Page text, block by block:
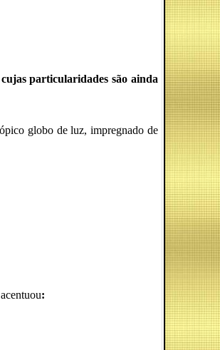
cujas particularidades são ainda
globo de luz, impregnado de
: